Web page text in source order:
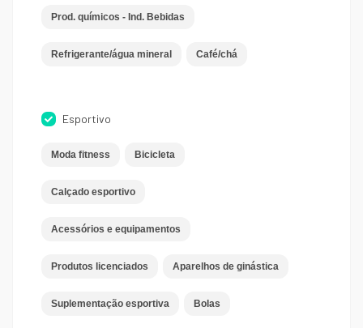
Prod. químicos - Ind. Bebidas
Refrigerante/água mineral Café/chá
Esportivo
Moda fitness Bicicleta
Calçado esportivo
Acessórios e equipamentos
Produtos licenciados Aparelhos de ginástica
Suplementação esportiva Bolas